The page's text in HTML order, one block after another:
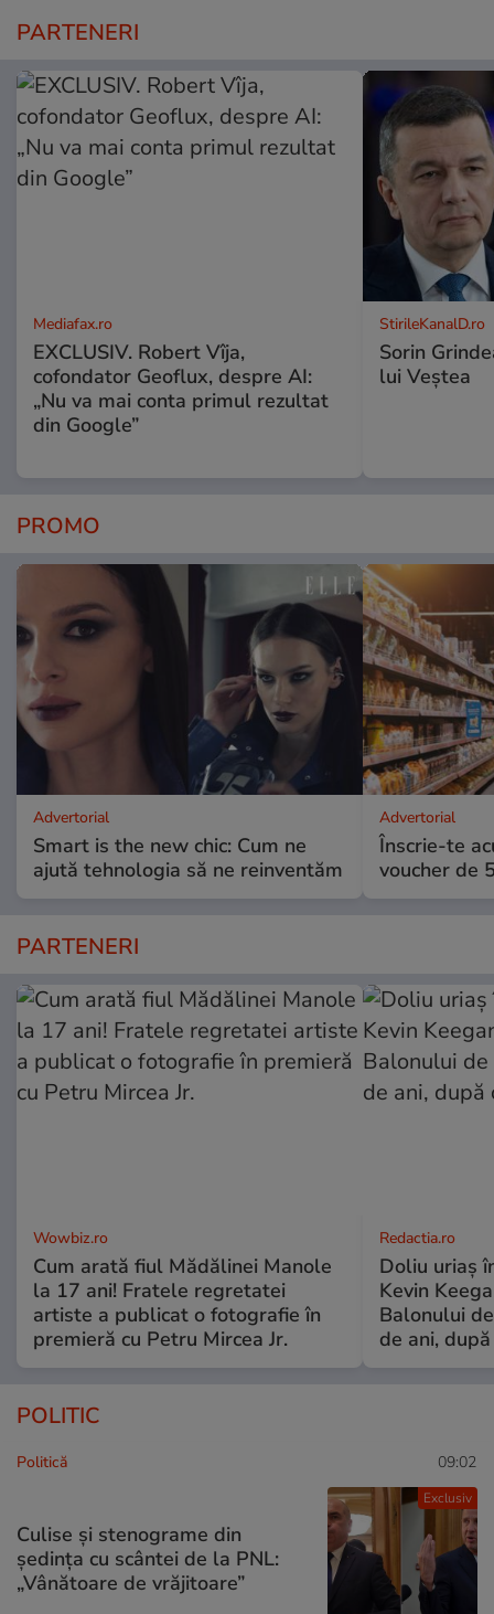
PARTENERI
Mediafax.ro
EXCLUSIV. Robert Vîja,
cofondator Geoflux, despre AI:
„Nu va mai conta primul rezultat
din Google”
StirileKanalD.ro
Sorin
lui Veștea
PROMO
Advertorial
Smart is the new chic: Cum ne
ajută tehnologia să ne reinventăm
Advertorial
Înscrie-te
voucher de
PARTENERI
Wowbiz.ro
Cum arată fiul Mădălinei Manole
la 17 ani! Fratele regretatei
artiste a publicat o fotografie în
premieră cu Petru Mircea Jr.
Redactia.ro
Doliu uriaș
Kevin
Balonului
de ani,
POLITIC
Exclusiv
Politică 09:02
Culise și stenograme din
ședința cu scântei de la PNL:
„Vânătoare de vrăjitoare”